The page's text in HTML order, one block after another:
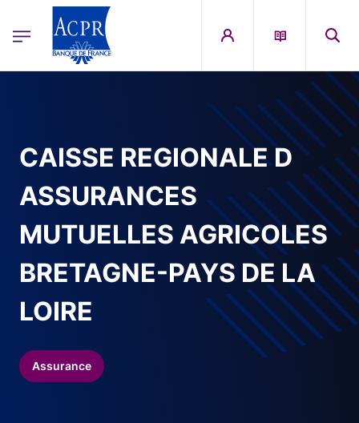
ACPR Menu Principal (French)
CAISSE REGIONALE D
ASSURANCES
MUTUELLES AGRICOLES
BRETAGNE-PAYS DE LA
LOIRE
Assurance